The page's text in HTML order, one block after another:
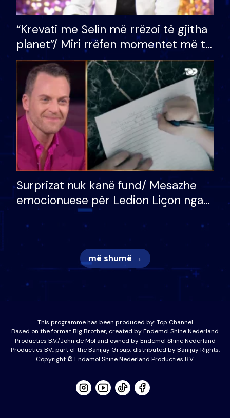
“Krevati me Selin më rrëzoi të gjitha
planet”/ Miri rrëfen momentet më të
bukura në shtëpinë e BB VIP: Do më
mungojë zilja e mëngjesit kur…
Surprizat nuk kanë fund/ Mesazhe
emocionuese për Ledion Liçon nga
nëna dhe fëmijët e tij, moderatori
nuk i mban dot lotët: Nuk meritoj…
më shumë →
This programme has been produced by:Top Channel
Based on the format Big Brother, created by Endemol Shine Nederland
Producties B.V./John de Mol and owned by Endemol Shine Nederland
Producties BV., part of the Banijay Group, distributed by Banijay Rights.
Copyright © Endamol Shine Nederland Producties B.V.